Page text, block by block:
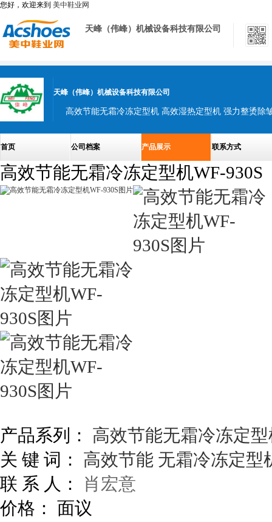
您好，欢迎来到 美中鞋业网
天峰（伟峰）机械设备科技有限公司
天峰（伟峰）机械设备科技有限公司
首页 公司档案 产品展示 联系方式
高效节能无霜冷冻定型机WF-930S
产品系列：
高效节能无霜冷冻定
关 键 词：
高效节能 无霜冷冻定型
联 系 人：
肖宏意
价格： 面议